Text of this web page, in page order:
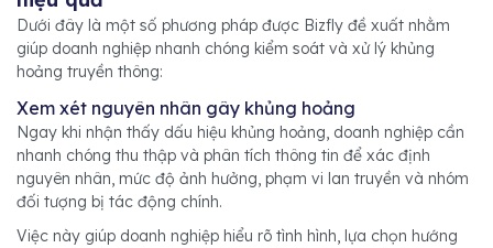
Dưới đây là một số phương pháp được Bizfly đề xuất nhằm
giúp doanh nghiệp nhanh chóng kiểm soát và xử lý khủng
hoảng truyền thông:
Xem xét nguyên nhân gây khủng hoảng
Ngay khi nhận thấy dấu hiệu khủng hoảng, doanh nghiệp cần
nhanh chóng thu thập và phân tích thông tin để xác định
nguyên nhân, mức độ ảnh hưởng, phạm vi lan truyền và nhóm
đối tượng bị tác động chính.
Việc này giúp doanh nghiệp hiểu rõ tình hình, lựa chọn hướng